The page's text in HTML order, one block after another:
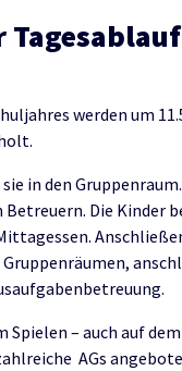
werden um
in den
Betreuern. Die Kinder
Gruppenräumen,
Spielen – auch auf
AGs